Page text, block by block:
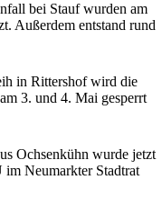
bei Stauf wurden am
Außerdem entstand rund
in Rittershof wird die
3. und 4. Mai gesperrt
Ochsenkühn wurde jetzt
im Neumarkter Stadtrat